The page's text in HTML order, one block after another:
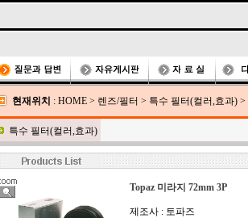
현재위치 : HOME > 렌즈/필터 > 특수 필터(컬러,효과) >
특수 필터(컬러,효과)
Topaz 미라지 72mm 3P
제조사 : 토파즈